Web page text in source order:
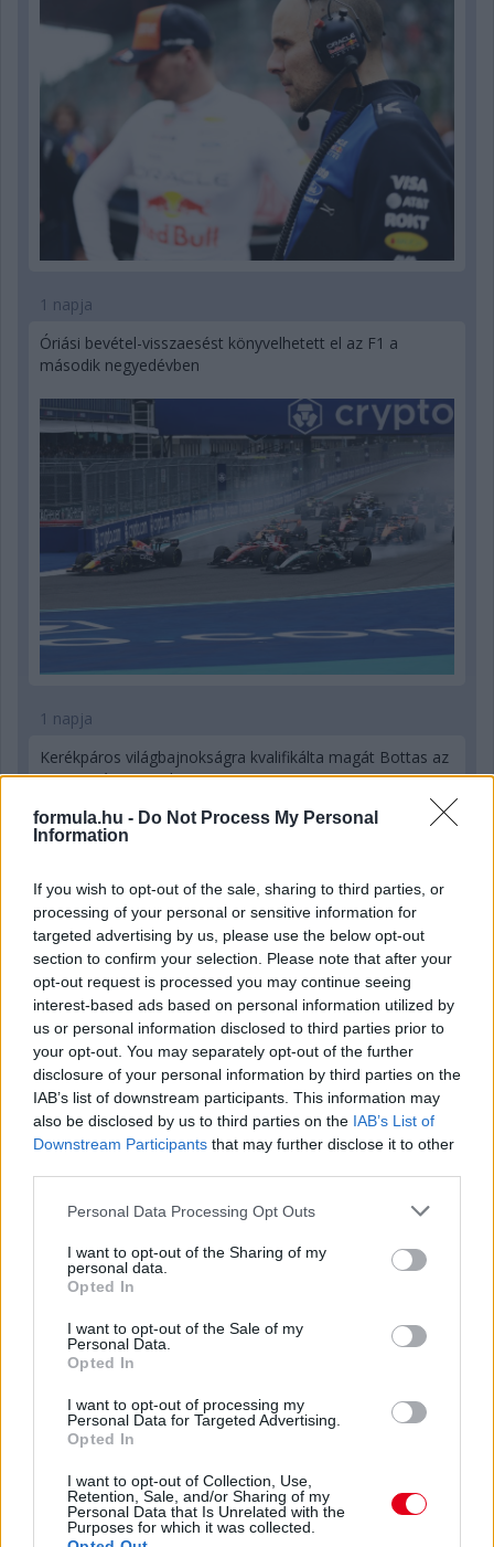
formula.hu - Do Not Process My Personal
Information
If you wish to opt-out of the sale, sharing to third parties, or
processing of your personal or sensitive information for
targeted advertising by us, please use the below opt-out
section to confirm your selection. Please note that after your
opt-out request is processed you may continue seeing
interest-based ads based on personal information utilized by
us or personal information disclosed to third parties prior to
your opt-out. You may separately opt-out of the further
disclosure of your personal information by third parties on the
IAB’s list of downstream participants. This information may
also be disclosed by us to third parties on the IAB’s List of
Downstream Participants that may further disclose it to other
Please note that this website/app uses one or more Google
not limited to your visit or usage behaviour. You may click to
grant or deny consent to Google and its third-party tags to
use your data for below specified purposes in below Google
consent section.
Personal Data Processing Opt Outs
I want to opt-out of the Sharing of my
personal data.
Opted In
I want to opt-out of the Sale of my
Personal Data.
Opted In
I want to opt-out of processing my
Personal Data for Targeted Advertising.
Opted In
I want to opt-out of Collection, Use,
Retention, Sale, and/or Sharing of my
Personal Data that Is Unrelated with the
Purposes for which it was collected.
1 napja
Óriási bevétel-visszaesést könyvelhetett el az F1 a
második negyedévben
1 napja
Kerékpáros világbajnokságra kvalifikálta magát Bottas az
F1-es nyári szünetben
Montoya szerint Antonelli kedvessége sem segít